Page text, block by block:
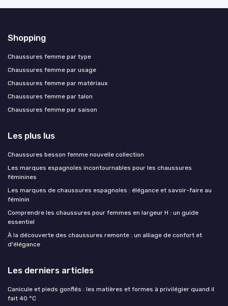
Shopping
Chaussures femme par type
Chaussures femme par usage
Chaussures femme par matériaux
Chaussures femme par talon
Chaussures femme par saison
Les plus lus
Chaussures besson femme nouvelle collection
Les marques espagnoles incontournables pour les chaussures
féminines
Les marques de chaussures espagnoles : élégance et savoir-faire au
féminin
Comprendre les chaussures pour femmes en largeur H : un guide
essentiel
À la découverte des chaussures remonte : un alliage de confort et
d'élégance
Les derniers articles
Canicule et pieds gonflés : les matières et formes à privilégier quand il
fait 40 °C